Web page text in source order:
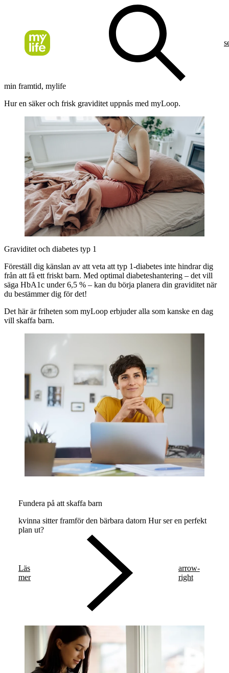
min framtid, mylife
Hur en säker och frisk graviditet uppnås med myLoop.
Graviditet och diabetes typ 1
Föreställ dig känslan av att veta att typ 1-diabetes inte hindrar dig
från att få ett friskt barn. Med optimal diabeteshantering – det vill
säga HbA1c under 6,5 % – kan du börja planera din graviditet när
du bestämmer dig för det!
Det här är friheten som myLoop erbjuder alla som kanske en dag
vill skaffa barn.
Fundera på att skaffa barn
kvinna sitter framför den bärbara datorn Hur ser en perfekt
plan ut?
Läs
mer
arrow-
right